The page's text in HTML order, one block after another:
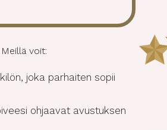
voit:
joka parhaiten sopii
ohjaavat avustuksen